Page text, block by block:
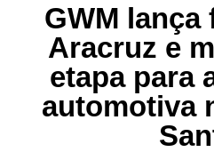
GWM lança
Aracruz e
etapa para
automotiva